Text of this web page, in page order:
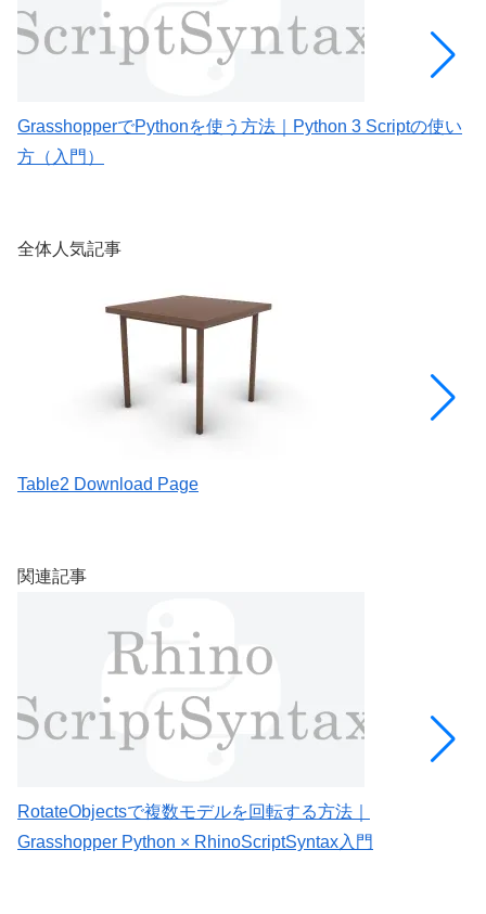
GrasshopperでPythonを使う方法｜Python 3 Scriptの使い
方（入門）
全体人気記事
Table2 Download Page
関連記事
RotateObjectsで複数モデルを回転する方法｜
Grasshopper Python × RhinoScriptSyntax入門